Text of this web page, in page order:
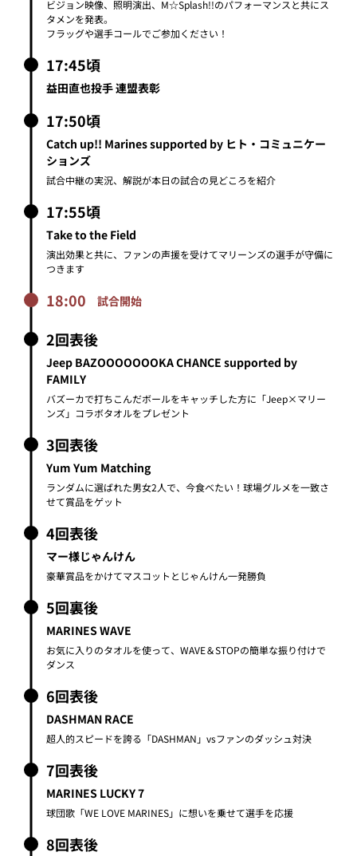
ビジョン映像、照明演出、M☆Splash!!のパフォーマンスと共にス
タメンを発表。
フラッグや選手コールでご参加ください！
17:45頃
益田直也投手 連盟表彰
17:50頃
Catch up!! Marines supported by ヒト・コミュニケー
ションズ
試合中継の実況、解説が本日の試合の見どころを紹介
17:55頃
Take to the Field
演出効果と共に、ファンの声援を受けてマリーンズの選手が守備に
つきます
18:00 試合開始
2回表後
Jeep BAZOOOOOOOKA CHANCE supported by
FAMILY
バズーカで打ちこんだボールをキャッチした方に「Jeep×マリー
ンズ」コラボタオルをプレゼント
3回表後
Yum Yum Matching
ランダムに選ばれた男女2人で、今食べたい！球場グルメを一致さ
せて賞品をゲット
4回表後
マー様じゃんけん
豪華賞品をかけてマスコットとじゃんけん一発勝負
5回裏後
MARINES WAVE
お気に入りのタオルを使って、WAVE＆STOPの簡単な振り付けで
ダンス
6回表後
DASHMAN RACE
超人的スピードを誇る「DASHMAN」vsファンのダッシュ対決
7回表後
MARINES LUCKY 7
球団歌「WE LOVE MARINES」に想いを乗せて選手を応援
8回表後